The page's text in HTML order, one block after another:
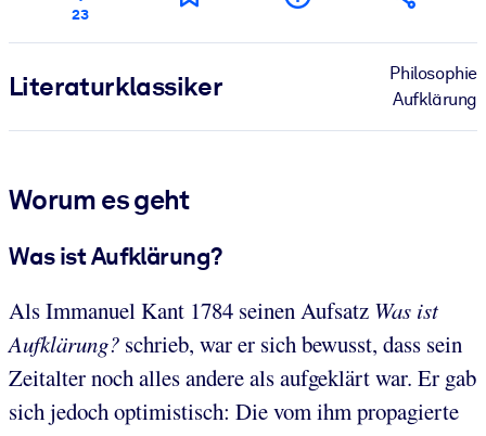
23
Literatur­klassiker
Philosophie
Aufklärung
Worum es geht
Was ist Aufklärung?
Als Immanuel Kant 1784 seinen Aufsatz Was ist
Aufklärung? schrieb, war er sich bewusst, dass sein
Zeitalter noch alles andere als aufgeklärt war. Er gab
sich jedoch optimistisch: Die vom ihm propagierte